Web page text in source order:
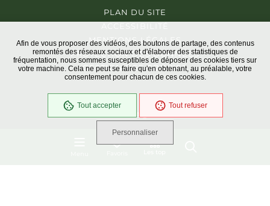
Afin de vous proposer des vidéos, des boutons de partage, des contenus
remontés des réseaux sociaux et d'élaborer des statistiques de
fréquentation, nous sommes susceptibles de déposer des cookies tiers sur
votre machine. Cela ne peut se faire qu'en obtenant, au préalable, votre
consentement pour chacun de ces cookies.
Tout accepter Tout refuser
Personnaliser
PLAN DU SITE
MENTIONS LÉGALES
PROTECTION DES DONNÉES
GESTION DES COOKIES
En cours